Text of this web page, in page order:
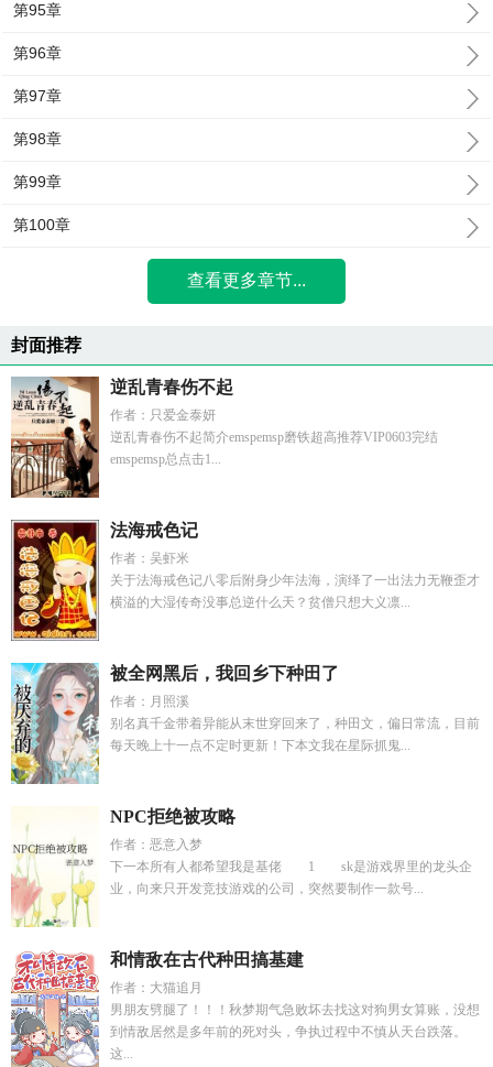
第95章
第96章
第97章
第98章
第99章
第100章
查看更多章节...
封面推荐
逆乱青春伤不起
作者：只爱金泰妍
逆乱青春伤不起简介emspemsp磨铁超高推荐VIP0603完结
emspemsp总点击1...
法海戒色记
作者：吴虾米
关于法海戒色记八零后附身少年法海，演绎了一出法力无鞭歪才
横溢的大湿传奇没事总逆什么天？贫僧只想大义凛...
被全网黑后，我回乡下种田了
作者：月照溪
别名真千金带着异能从末世穿回来了，种田文，偏日常流，目前
每天晚上十一点不定时更新！下本文我在星际抓鬼...
NPC拒绝被攻略
作者：恶意入梦
下一本所有人都希望我是基佬 1 sk是游戏界里的龙头企
业，向来只开发竞技游戏的公司，突然要制作一款号...
和情敌在古代种田搞基建
作者：大猫追月
男朋友劈腿了！！！秋梦期气急败坏去找这对狗男女算账，没想
到情敌居然是多年前的死对头，争执过程中不慎从天台跌落。
这...